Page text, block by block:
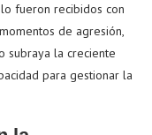
fueron recibidos con
de agresión,
subraya la creciente
para gestionar la